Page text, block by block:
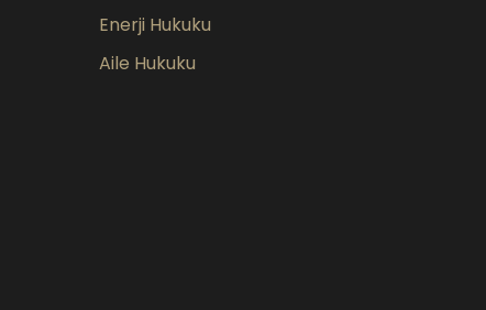
Enerji Hukuku
Aile Hukuku